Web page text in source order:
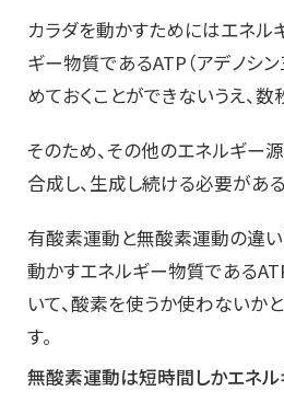
カラダを動かすためにはエネル
ギー物質であるATP（アデノシ
めておくことができないうえ、数
そのため、その他のエネルギー
合成し、生成し続ける必要がある
有酸素運動と無酸素運動の違
動かすエネルギー物質である
いて、酸素を使うか使わないか
す。
無酸素運動は短時間しかエネ